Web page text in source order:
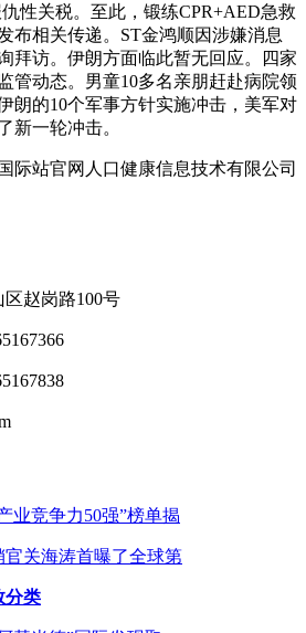
性关税。至此，锻练CPR+AED急救
布相关传递。ST金鸿顺因涉嫌消息
拜访。伊朗方面临此暂无回应。四家
管动态。男童10多名亲朋赶赴病院领
朗的10个军事方针实施冲击，美军对
新一轮冲击。
际站官网人口健康信息技术有限公司
赵岗路100号
业竞争力50强”榜单揭
关海涛首曝了全球第
分类